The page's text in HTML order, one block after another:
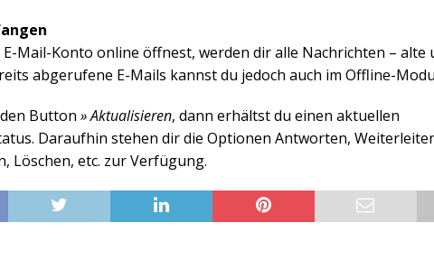
E-Mail-Konto online öffnest, werden dir alle Nachrichten – alte
abgerufene E-Mails kannst du jedoch auch im Offline-
Button » Aktualisieren, dann erhältst du einen aktuellen
Daraufhin stehen dir die Optionen Antworten,
Löschen, etc. zur Verfügung.